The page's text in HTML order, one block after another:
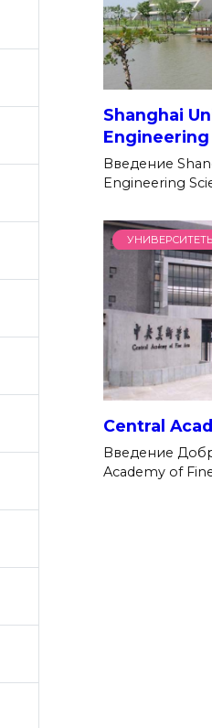
Shanghai
Введение
Engineering
Central
Введение
Academy of